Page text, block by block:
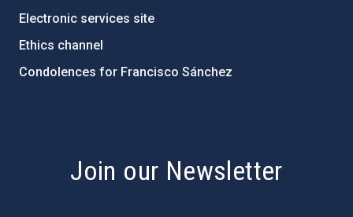
Electronic services site
Ethics channel
Condolences for Francisco Sánchez
Join our Newsletter